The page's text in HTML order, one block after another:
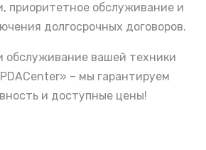
приоритетное обслуживание и
долгосрочных договоров.
обслуживание вашей техники
– мы гарантируем
и доступные цены!